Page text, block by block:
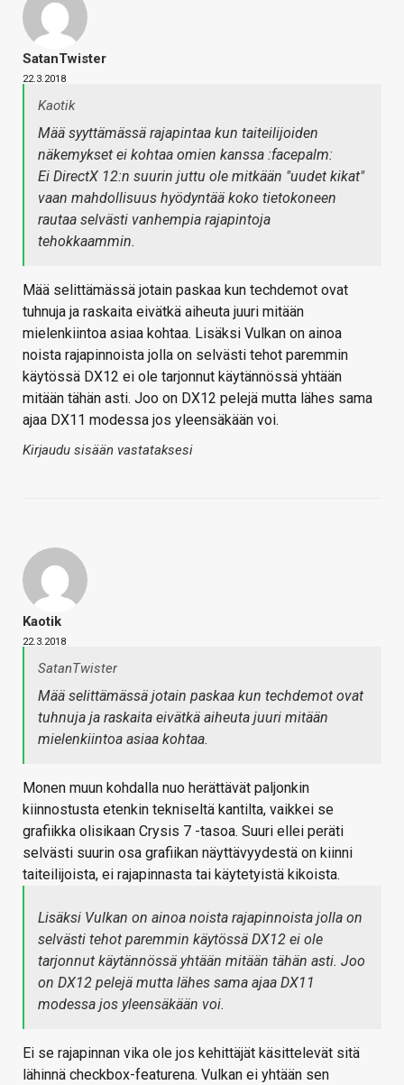
SatanTwister
22.3.2018
Kaotik
Mää syyttämässä rajapintaa kun taiteilijoiden
näkemykset ei kohtaa omien kanssa :facepalm:
Ei DirectX 12:n suurin juttu ole mitkään "uudet kikat"
vaan mahdollisuus hyödyntää koko tietokoneen
rautaa selvästi vanhempia rajapintoja
tehokkaammin.
Mää selittämässä jotain paskaa kun techdemot ovat
tuhnuja ja raskaita eivätkä aiheuta juuri mitään
mielenkiintoa asiaa kohtaa. Lisäksi Vulkan on ainoa
noista rajapinnoista jolla on selvästi tehot paremmin
käytössä DX12 ei ole tarjonnut käytännössä yhtään
mitään tähän asti. Joo on DX12 pelejä mutta lähes sama
ajaa DX11 modessa jos yleensäkään voi.
Kirjaudu sisään vastataksesi
Kaotik
22.3.2018
SatanTwister
Mää selittämässä jotain paskaa kun techdemot ovat
tuhnuja ja raskaita eivätkä aiheuta juuri mitään
mielenkiintoa asiaa kohtaa.
Monen muun kohdalla nuo herättävät paljonkin
kiinnostusta etenkin tekniseltä kantilta, vaikkei se
grafiikka olisikaan Crysis 7 -tasoa. Suuri ellei peräti
selvästi suurin osa grafiikan näyttävyydestä on kiinni
taiteilijoista, ei rajapinnasta tai käytetyistä kikoista.
Lisäksi Vulkan on ainoa noista rajapinnoista jolla on
selvästi tehot paremmin käytössä DX12 ei ole
tarjonnut käytännössä yhtään mitään tähän asti. Joo
on DX12 pelejä mutta lähes sama ajaa DX11
modessa jos yleensäkään voi.
Ei se rajapinnan vika ole jos kehittäjät käsittelevät sitä
lähinnä checkbox-featurena. Vulkan ei yhtään sen